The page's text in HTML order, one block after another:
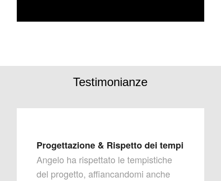
Testimonianze
Progettazione & Rispetto dei tempi
Angelo ha rispettato le tempistiche
del progetto, affiancandomi anche